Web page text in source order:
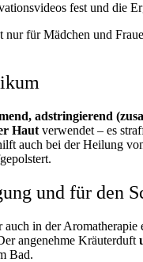
fest und die
nur für Mädchen und
adstringierend
Haut verwendet – es
auch bei der Heilung
und für den
in der
angenehme Kräuterduft
Bad.